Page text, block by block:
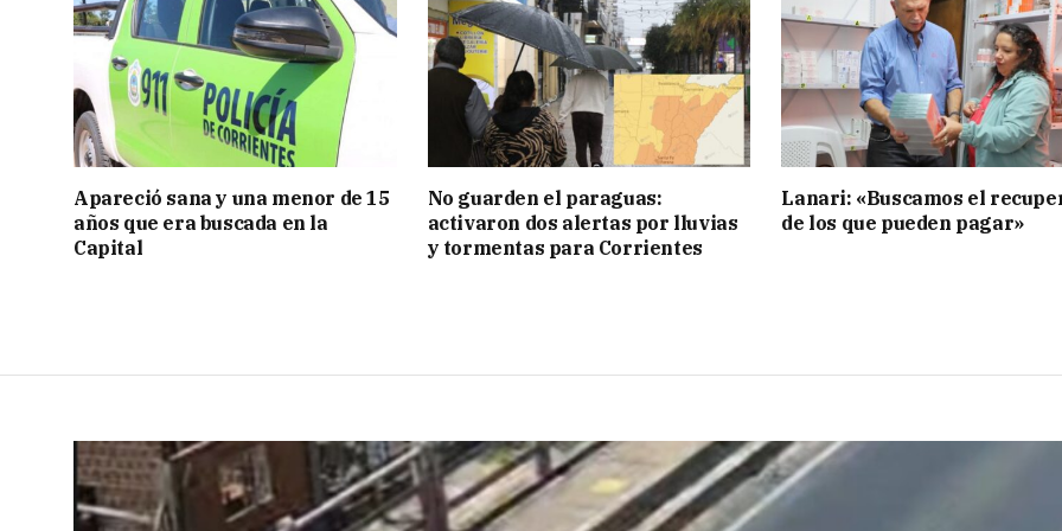
Apareció sana y una menor de 15
años que era buscada en la
Capital
No guarden el paraguas:
activaron dos alertas por lluvias
y tormentas para Corrientes
Lanari: «Buscamos el
de los que pueden pagar»